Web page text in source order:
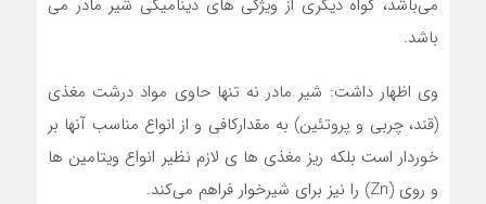
باشد.
وی اظهار داشت: شیر مادر نه تنها حاوی مواد درشت مغذی
(قند، چربی و پروتئین) به مقدارکافی و از انواع مناسب آنها بر
خوردار است بلکه ریز مغذی ها ی لازم نظیر انواع ویتامین ها
و روی (Zn) را نیز برای شیرخوار فراهم می‌کند.